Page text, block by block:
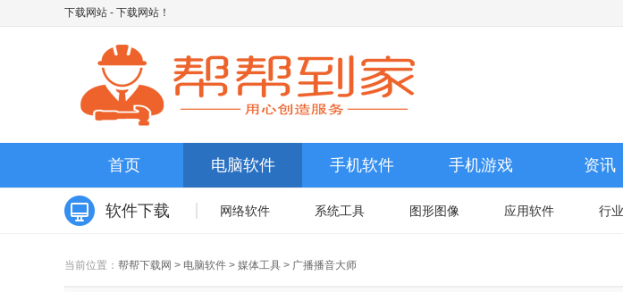
下载网站 - 下载网站！
首页 电脑软件 手机软件 手机游戏 资讯
软件下载 网络软件 系统工具 图形图像 应用软件 行
当前位置： 帮帮下载网 > 电脑软件 > 媒体工具 > 广播播音大师